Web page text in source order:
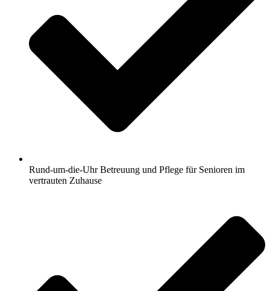
Rund-um-die-Uhr Betreuung und Pflege für Senioren im
vertrauten Zuhause